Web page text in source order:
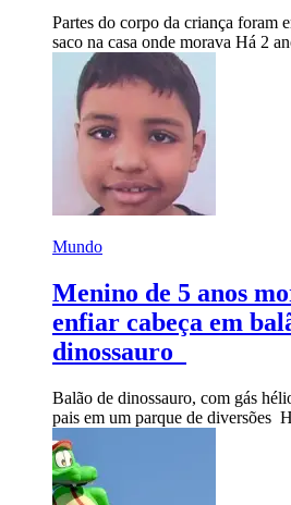
Partes do corpo da criança foram
saco na casa onde morava Há 2
Mundo
Menino de 5 anos
enfiar cabeça em
dinossauro
Balão de dinossauro, com gás
pais em um parque de diversões